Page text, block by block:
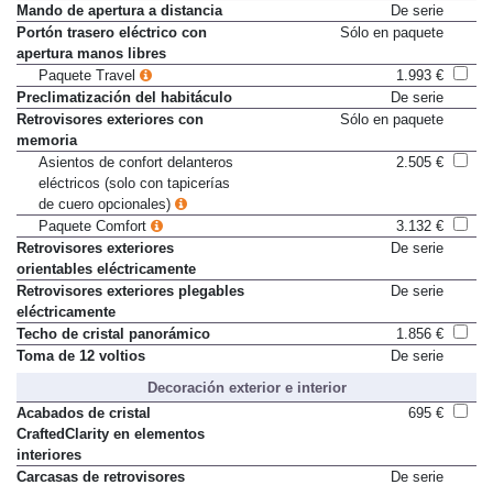
Mando de apertura a distancia
De serie
Portón trasero eléctrico con
apertura manos libres
Sólo en paquete
Paquete Travel
1.993 €
Preclimatización del habitáculo
De serie
Retrovisores exteriores con
memoria
Sólo en paquete
Asientos de confort delanteros
eléctricos (solo con tapicerías
de cuero opcionales)
2.505 €
Paquete Comfort
3.132 €
Retrovisores exteriores
orientables eléctricamente
De serie
Retrovisores exteriores plegables
eléctricamente
De serie
Techo de cristal panorámico
1.856 €
Toma de 12 voltios
De serie
Decoración exterior e interior
Acabados de cristal
CraftedClarity en elementos
interiores
695 €
Carcasas de retrovisores
De serie